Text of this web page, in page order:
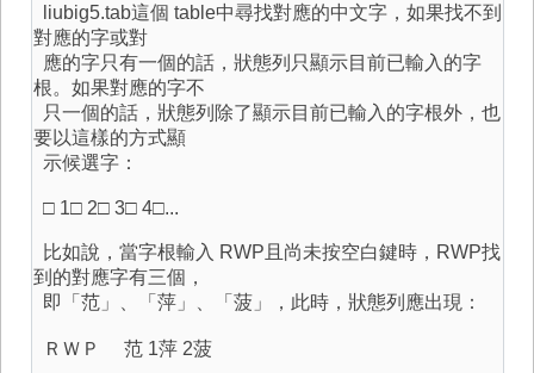
liubig5.tab這個 table中尋找對應的中文字，如果找不到
對應的字或對
應的字只有一個的話，狀態列只顯示目前已輸入的字
根。如果對應的字不
只一個的話，狀態列除了顯示目前已輸入的字根外，也
要以這樣的方式顯
示候選字：
□ 1□ 2□ 3□ 4□...
比如說，當字根輸入 RWP且尚未按空白鍵時，RWP找
到的對應字有三個，
即「范」、「萍」、「菠」，此時，狀態列應出現：
ＲＷＰ 范 1萍 2菠